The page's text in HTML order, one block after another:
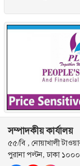
সম্পাদকীয় কার্যালয়
৫৫/বি , নোয়াখালী
পুরানা পল্টন, ঢাকা